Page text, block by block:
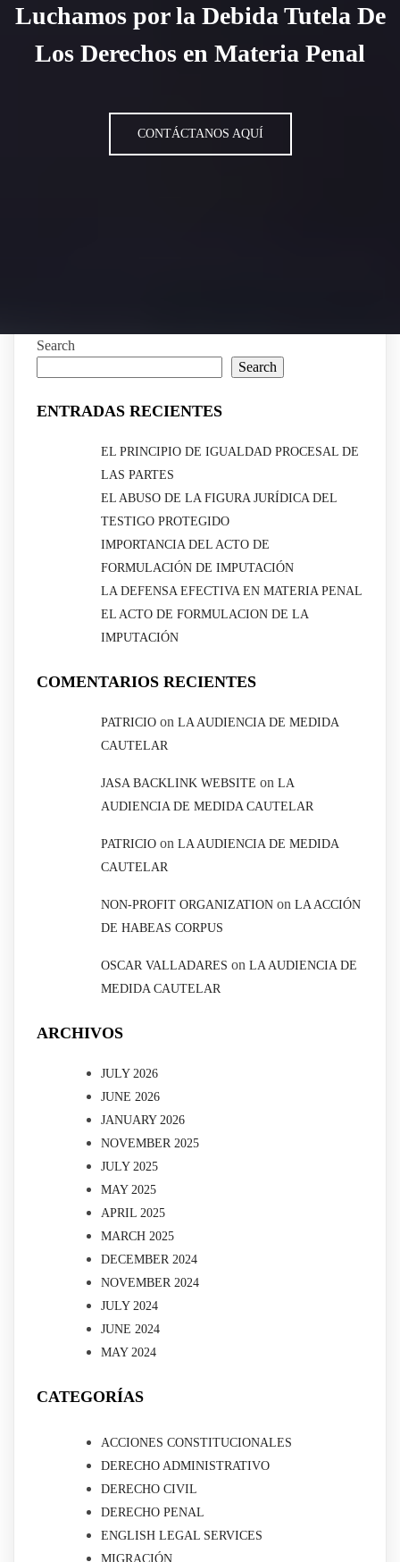
Luchamos por la Debida Tutela De
Los Derechos en Materia Penal
CONTÁCTANOS AQUÍ
Search
Search
ENTRADAS RECIENTES
EL PRINCIPIO DE IGUALDAD PROCESAL DE
LAS PARTES
EL ABUSO DE LA FIGURA JURÍDICA DEL
TESTIGO PROTEGIDO
IMPORTANCIA DEL ACTO DE
FORMULACIÓN DE IMPUTACIÓN
LA DEFENSA EFECTIVA EN MATERIA PENAL
EL ACTO DE FORMULACION DE LA
IMPUTACIÓN
COMENTARIOS RECIENTES
PATRICIO on LA AUDIENCIA DE MEDIDA
CAUTELAR
JASA BACKLINK WEBSITE on LA
AUDIENCIA DE MEDIDA CAUTELAR
PATRICIO on LA AUDIENCIA DE MEDIDA
CAUTELAR
NON-PROFIT ORGANIZATION on LA ACCIÓN
DE HABEAS CORPUS
OSCAR VALLADARES on LA AUDIENCIA DE
MEDIDA CAUTELAR
ARCHIVOS
JULY 2026
JUNE 2026
JANUARY 2026
NOVEMBER 2025
JULY 2025
MAY 2025
APRIL 2025
MARCH 2025
DECEMBER 2024
NOVEMBER 2024
JULY 2024
JUNE 2024
MAY 2024
CATEGORÍAS
ACCIONES CONSTITUCIONALES
DERECHO ADMINISTRATIVO
DERECHO CIVIL
DERECHO PENAL
ENGLISH LEGAL SERVICES
MIGRACIÓN